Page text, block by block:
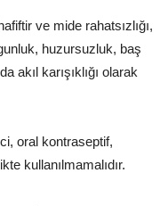
ve mide rahatsızlığı,
huzursuzluk, baş
akıl karışıklığı olarak
oral kontraseptif,
kullanılmamalıdır.